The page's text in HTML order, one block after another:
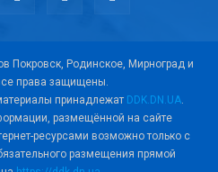
Покровск, Родинское, Мирноград и
права защищены.
принадлежат DDK.DN.UA.
размещённой на сайте
ресурсами возможно только с
размещения прямой